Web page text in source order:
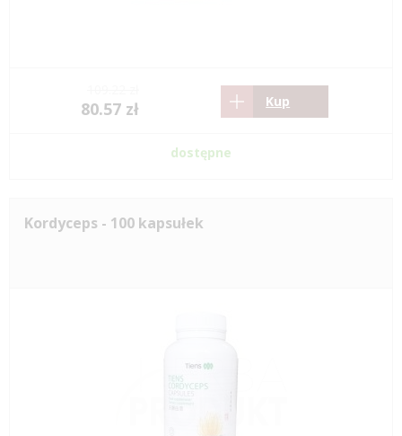
80.57 zł Kup
dostępne
Kordyceps - 100 kapsułek